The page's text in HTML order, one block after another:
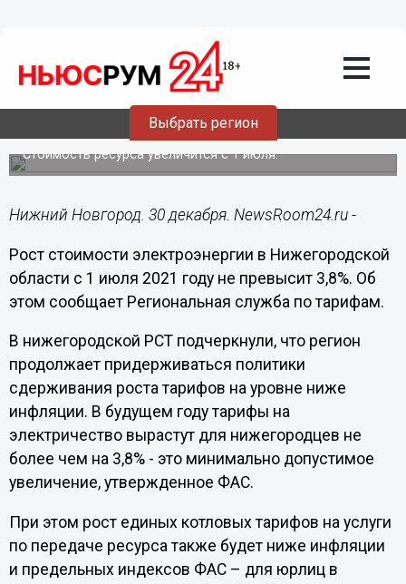
Выбрать регион
Рост тарифов на электроэнергию в
Нижегородской области в 2021 году не
превысит 3,8%
Стоимость ресурса увеличится с 1 июля.
Нижний Новгород. 30 декабря. NewsRoom24.ru -
Рост стоимости электроэнергии в Нижегородской
области с 1 июля 2021 году не превысит 3,8%. Об
этом сообщает Региональная служба по тарифам.
В нижегородской РСТ подчеркнули, что регион
продолжает придерживаться политики
сдерживания роста тарифов на уровне ниже
инфляции. В будущем году тарифы на
электричество вырастут для нижегородцев не
более чем на 3,8% - это минимально допустимое
увеличение, утвержденное ФАС.
При этом рост единых котловых тарифов на услуги
по передаче ресурса также будет ниже инфляции
и предельных индексов ФАС – для юрлиц в